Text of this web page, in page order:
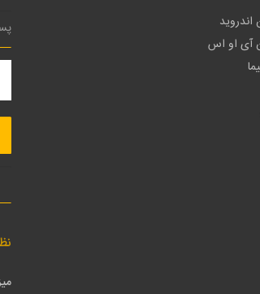
اندروید
آی او اس